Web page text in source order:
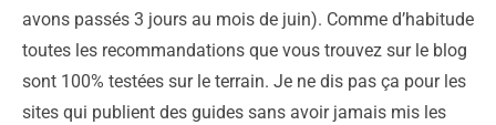
avons passés 3 jours au mois de juin). Comme d’habitude
toutes les recommandations que vous trouvez sur le blog
sont 100% testées sur le terrain. Je ne dis pas ça pour les
sites qui publient des guides sans avoir jamais mis les